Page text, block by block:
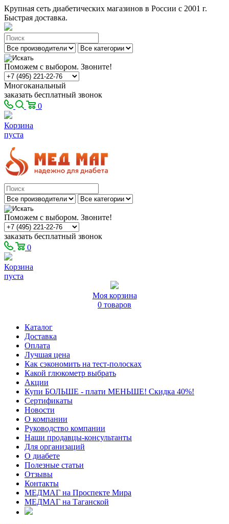
Крупная сеть диабетических магазинов в России с 2001 г.
Быстрая доставка.
Поможем с выбором. Звоните!
Многоканальный
заказать бесплатный звонок
0
Корзина
пуста
Поможем с выбором. Звоните!
заказать бесплатный звонок
0
Корзина
пуста
Моя корзина
0 товаров
Каталог
Доставка
Оплата
Лучшая цена
Как сэкономить на тест-полосках
Какой глюкометр выбрать
Акции
Купи БОЛЬШЕ - плати МЕНЬШЕ! Скидка 40%!
Сертификаты
Новости
О компании
Руководство компании
Наши продавцы-консультанты
Для организаций
О диабете
Полезные статьи
Отзывы
Контакты
МЕДМАГ на Проспекте Мира
МЕДМАГ на Таганской